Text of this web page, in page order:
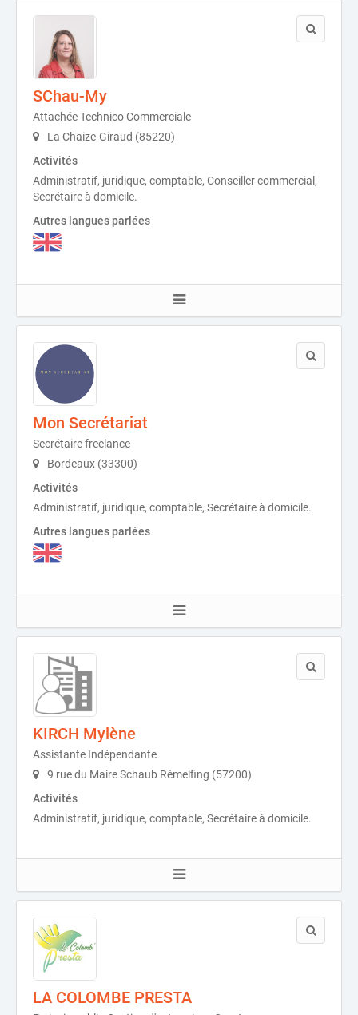
SChau-My
Attachée Technico Commerciale
La Chaize-Giraud (85220)
Activités
Administratif, juridique, comptable, Conseiller commercial,
Secrétaire à domicile.
Autres langues parlées
Mon Secrétariat
Secrétaire freelance
Bordeaux (33300)
Activités
Administratif, juridique, comptable, Secrétaire à domicile.
Autres langues parlées
KIRCH Mylène
Assistante Indépendante
9 rue du Maire Schaub Rémelfing (57200)
Activités
Administratif, juridique, comptable, Secrétaire à domicile.
LA COLOMBE PRESTA